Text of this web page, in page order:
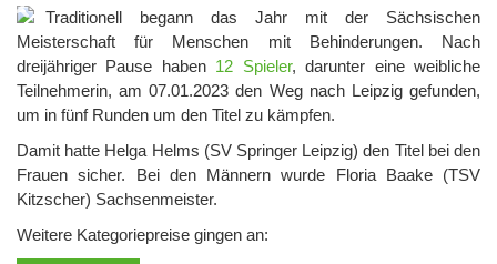
Traditionell begann das Jahr mit der Sächsischen
Meisterschaft für Menschen mit Behinderungen. Nach
dreijähriger Pause haben 12 Spieler, darunter eine weibliche
Teilnehmerin, am 07.01.2023 den Weg nach Leipzig gefunden,
um in fünf Runden um den Titel zu kämpfen.
Damit hatte Helga Helms (SV Springer Leipzig) den Titel bei den
Frauen sicher. Bei den Männern wurde Floria Baake (TSV
Kitzscher) Sachsenmeister.
Weitere Kategoriepreise gingen an: